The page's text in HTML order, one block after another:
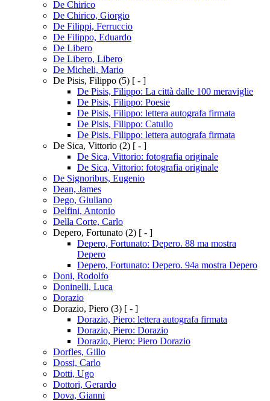
De Chirico
De Chirico, Giorgio
De Filippi, Ferruccio
De Filippo, Eduardo
De Libero
De Libero, Libero
De Micheli, Mario
De Pisis, Filippo (5) [ - ]
De Pisis, Filippo: La città dalle 100 meraviglie
De Pisis, Filippo: Poesie
De Pisis, Filippo: lettera autografa firmata
De Pisis, Filippo: Catullo
De Pisis, Filippo: lettera autografa firmata
De Sica, Vittorio (2) [ - ]
De Sica, Vittorio: fotografia originale
De Sica, Vittorio: fotografia originale
De Signoribus, Eugenio
Dean, James
Dego, Giuliano
Delfini, Antonio
Della Corte, Carlo
Depero, Fortunato (2) [ - ]
Depero, Fortunato: Depero. 88 ma mostra
Depero
Depero, Fortunato: Depero. 94a mostra Depero
Doni, Rodolfo
Doninelli, Luca
Dorazio
Dorazio, Piero (3) [ - ]
Dorazio, Piero: lettera autografa firmata
Dorazio, Piero: Dorazio
Dorazio, Piero: Piero Dorazio
Dorfles, Gillo
Dossi, Carlo
Dotti, Ugo
Dottori, Gerardo
Dova, Gianni